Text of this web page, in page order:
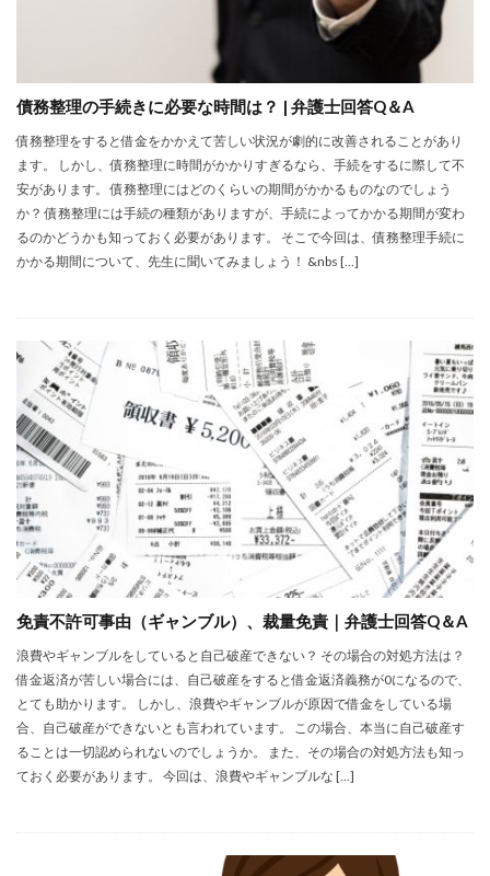
債務整理の手続きに必要な時間は？ | 弁護士回答Q＆A
債務整理をすると借金をかかえて苦しい状況が劇的に改善されることがあり
ます。 しかし、債務整理に時間がかかりすぎるなら、手続をするに際して不
安があります。 債務整理にはどのくらいの期間がかかるものなのでしょう
か？ 債務整理には手続の種類がありますが、手続によってかかる期間が変わ
るのかどうかも知っておく必要があります。 そこで今回は、債務整理手続に
かかる期間について、先生に聞いてみましょう！ &nbs […]
免責不許可事由（ギャンブル）、裁量免責｜弁護士回答Q＆A
浪費やギャンブルをしていると自己破産できない？ その場合の対処方法は？
借金返済が苦しい場合には、自己破産をすると借金返済義務が0になるので、
とても助かります。 しかし、浪費やギャンブルが原因で借金をしている場
合、自己破産ができないとも言われています。 この場合、本当に自己破産す
ることは一切認められないのでしょうか。 また、その場合の対処方法も知っ
ておく必要があります。 今回は、浪費やギャンブルな […]